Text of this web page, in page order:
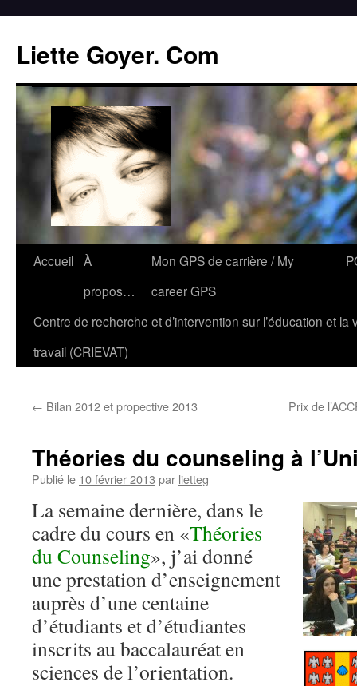
Liette Goyer. Com
Accueil À
propos…
Mon GPS de carrière / My
career GPS
Centre de recherche et d’intervention sur l’éducation et la
travail (CRIEVAT)
← Bilan 2012 et propective 2013 Prix de
Théories du counseling à
Publié le 10 février 2013 par lietteg
La semaine dernière, dans le
cadre du cours en «Théories
du Counseling», j’ai donné
une prestation d’enseignement
auprès d’une centaine
d’étudiants et d’étudiantes
inscrits au baccalauréat en
sciences de l’orientation.